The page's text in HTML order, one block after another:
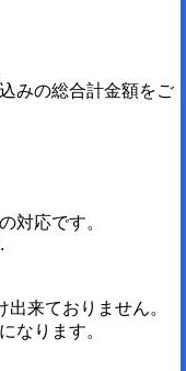
みの総合計金額をご
対応です。
来ておりません。
なります。